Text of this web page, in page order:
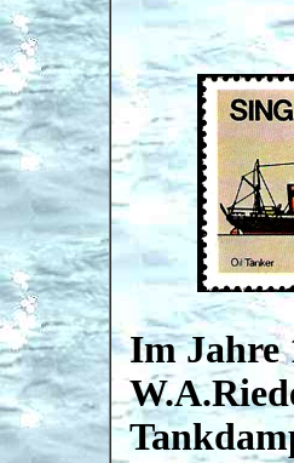
Im Jahre